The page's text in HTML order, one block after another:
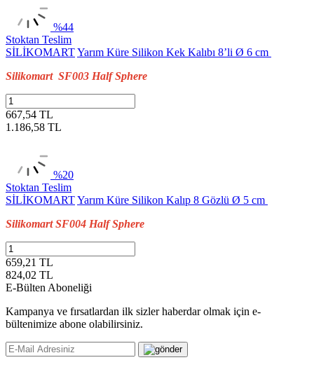
%44
Stoktan Teslim
SİLİKOMARTYarım Küre Silikon Kek Kalıbı 8’li Ø 6 cm
Silikomart SF003 Half Sphere
667,54 TL
1.186,58 TL
%20
Stoktan Teslim
SİLİKOMARTYarım Küre Silikon Kalıp 8 Gözlü Ø 5 cm
Silikomart SF004 Half Sphere
659,21 TL
824,02 TL
E-Bülten Aboneliği
Kampanya ve fırsatlardan ilk sizler haberdar olmak için e-
bültenimize abone olabilirsiniz.